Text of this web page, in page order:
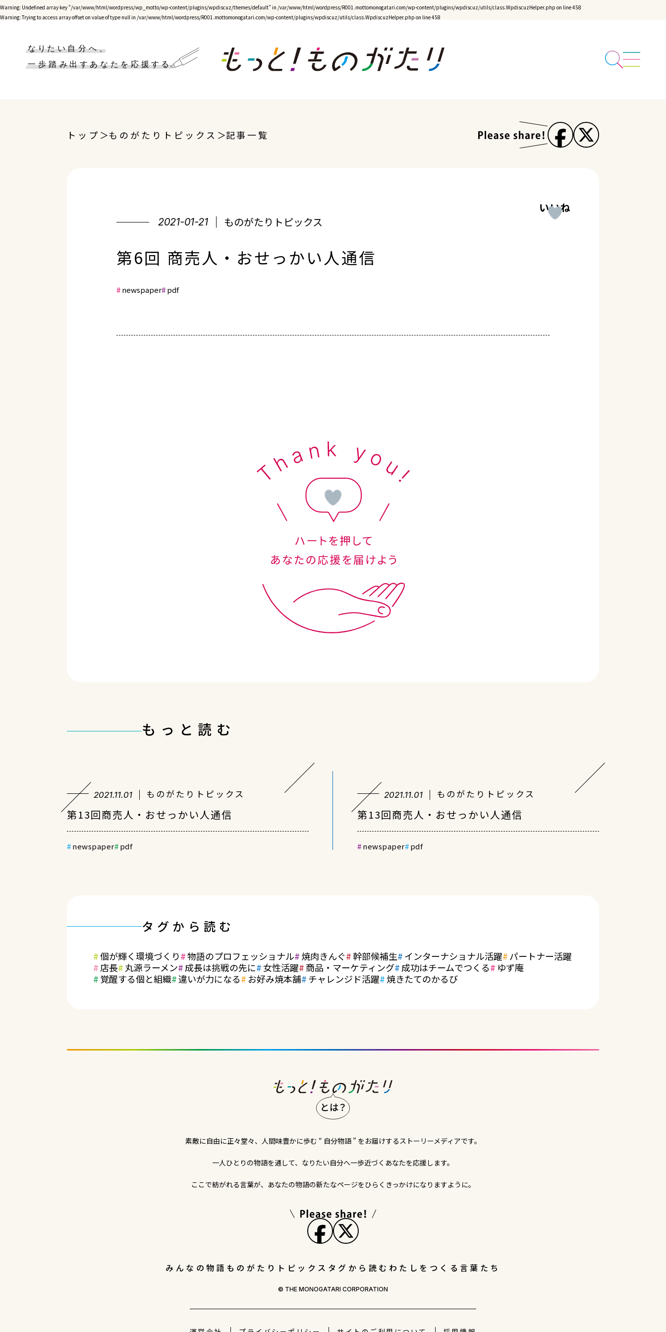
Warning: Undefined array key "/var/www/html/wordpress/wp_motto/wp-content/plugins/wpdiscuz/themes/default" in /var/www/html/wordpress/R001.mottomonogatari.com/wp-content/plugins/wpdiscuz/utils/class.WpdiscuzHelper.php on line458
Warning: Trying to access array offset on value of type null in /var/www/html/wordpress/R001.mottomonogatari.com/wp-content/plugins/wpdiscuz/utils/class.WpdiscuzHelper.php on line458
トップ ものがたりトピックス 記事一覧
いいね
2021-01-21 ものがたりトピックス
第6回 商売人・おせっかい人通信
newspaper pdf
もっと読む
2021.11.01 ものがたりトピックス
第13回商売人・おせっかい人通信
newspaper pdf
2021.11.01 ものがたりトピックス
第13回商売人・おせっかい人通信
newspaper pdf
タグから読む
個が輝く環境づくり 物語のプロフェッショナル 焼肉きんぐ 幹部候補生 インターナショナル活躍
パートナー活躍
店長
丸源ラーメン 成長は挑戦の先に 女性活躍 商品・マーケティング 成功はチームでつくる
ゆず庵
覚醒する個と組織 違いが力になる お好み焼本舗 チャレンジド活躍 焼きたてのかるび
素敵に自由に正々堂々、人間味豊かに歩む “ 自分物語 ” をお届けするストーリーメディアです。
一人ひとりの物語を通して、なりたい自分へ一歩近づくあなたを応援します。
ここで紡がれる言葉が、あなたの物語の新たなページをひらくきっかけになりますように。
みんなの物語 ものがたりトピックス タグから読む わたしをつくる言葉たち
© THE MONOGATARI CORPORATION